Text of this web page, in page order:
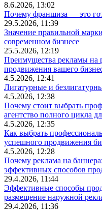
8.6.2026, 13:02
Почему франшиза — это
29.5.2026, 11:39
Значение правильной
современном бизнесе
25.5.2026, 12:19
Преимущества рекламы на
продвижения вашего
4.5.2026, 12:41
Лигатурные и
4.5.2026, 12:38
Почему стоит выбрать
агентство полного цикла
4.5.2026, 12:35
Как выбрать
успешного продвижения
4.5.2026, 12:28
Почему реклама на
эффективных способов
29.4.2026, 11:44
Эффективные способы
размещение наружной
29.4.2026, 11:36